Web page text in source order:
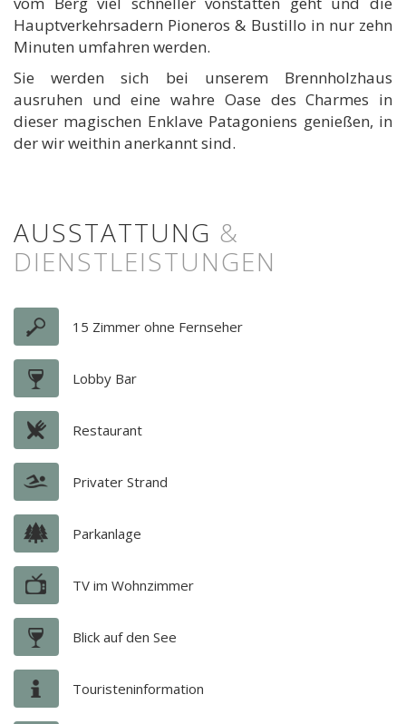
Hauptverkehrsadern Pioneros & Bustillo in nur zehn
Minuten umfahren werden.
Sie werden sich bei unserem Brennholzhaus
ausruhen und eine wahre Oase des Charmes in
dieser magischen Enklave Patagoniens genießen, in
der wir weithin anerkannt sind.
AUSSTATTUNG &
DIENSTLEISTUNGEN
15 Zimmer ohne Fernseher
Lobby Bar
Restaurant
Privater Strand
Parkanlage
TV im Wohnzimmer
Blick auf den See
Touristeninformation